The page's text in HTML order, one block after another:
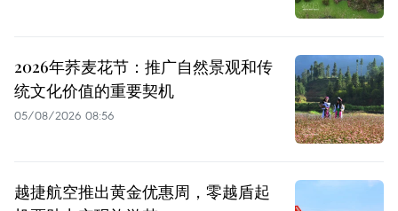
2026年荞麦花节：推广自然景观和传
统文化价值的重要契机
05/08/2026 08:56
越捷航空推出黄金优惠周，零越盾起